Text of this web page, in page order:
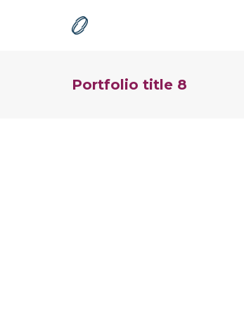
Portfolio title 8